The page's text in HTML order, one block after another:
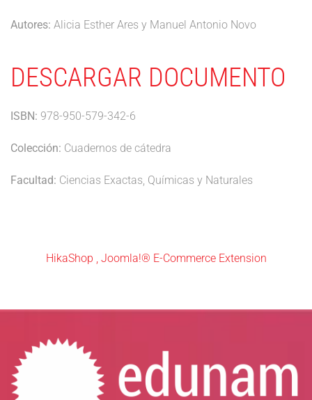
Autores: Alicia Esther Ares y Manuel Antonio Novo
DESCARGAR DOCUMENTO
ISBN: 978-950-579-342-6
Colección: Cuadernos de cátedra
Facultad: Ciencias Exactas, Químicas y Naturales
HikaShop , Joomla!® E-Commerce Extension